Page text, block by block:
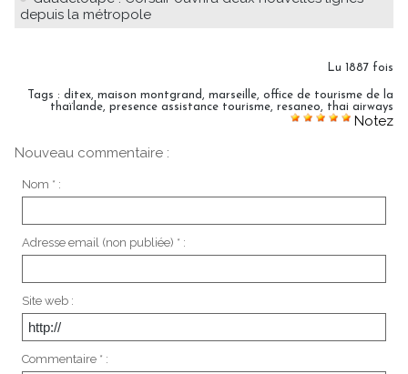
depuis la métropole
Lu 1887 fois
Tags : ditex maison montgrand marseille office de tourisme de la
thaïlande presence assistance tourisme resaneo thai airways
Notez
Nouveau commentaire :
Nom * :
Adresse email (non publiée) * :
Site web :
Commentaire * :